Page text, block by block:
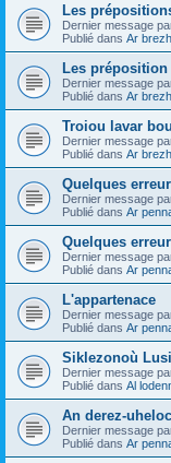
Les
Dernier message
Publié dans Ar
Les préposition
Dernier message
Publié dans Ar
Troiou lavar
Dernier message
Publié dans Ar
Quelques
Dernier message
Publié dans Ar
Quelques
Dernier message
Publié dans Ar
L'appartenace
Dernier message
Publié dans Ar
Siklezonoù
Dernier message
Publié dans Al
An derez-
Dernier message
Publié dans Ar